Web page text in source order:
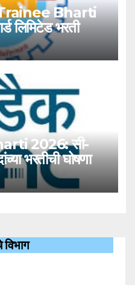
Bharti
लिमिटेड भरती
2026: सी-
भरतीची घोषणा
विभाग